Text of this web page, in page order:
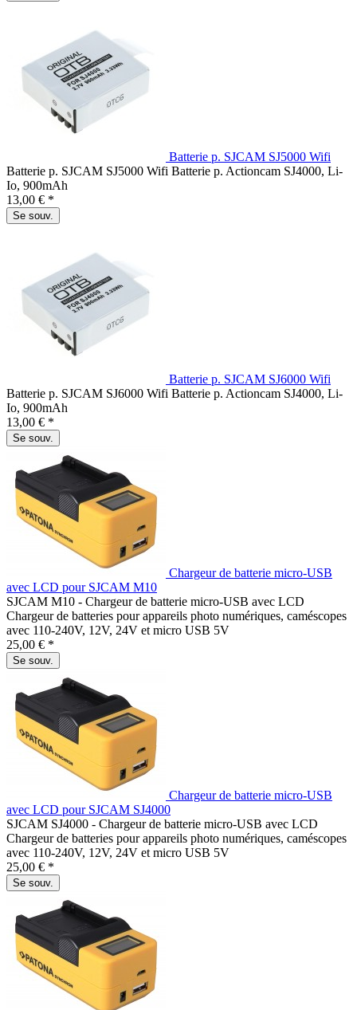
Batterie p. SJCAM SJ5000 Wifi
Batterie p. SJCAM SJ5000 Wifi Batterie p. Actioncam SJ4000, Li-
Io, 900mAh
13,00 € *
Se souv.
Batterie p. SJCAM SJ6000 Wifi
Batterie p. SJCAM SJ6000 Wifi Batterie p. Actioncam SJ4000, Li-
Io, 900mAh
13,00 € *
Se souv.
Chargeur de batterie micro-USB
avec LCD pour SJCAM M10
SJCAM M10 - Chargeur de batterie micro-USB avec LCD
Chargeur de batteries pour appareils photo numériques, caméscopes
avec 110-240V, 12V, 24V et micro USB 5V
25,00 € *
Se souv.
Chargeur de batterie micro-USB
avec LCD pour SJCAM SJ4000
SJCAM SJ4000 - Chargeur de batterie micro-USB avec LCD
Chargeur de batteries pour appareils photo numériques, caméscopes
avec 110-240V, 12V, 24V et micro USB 5V
25,00 € *
Se souv.